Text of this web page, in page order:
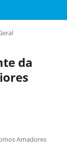
da
Amadores